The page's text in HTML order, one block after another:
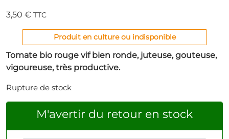
3,50 € TTC
Produit en culture ou indisponible
Tomate bio rouge vif bien ronde, juteuse, gouteuse,
vigoureuse, très productive.
Rupture de stock
M'avertir du retour en stock